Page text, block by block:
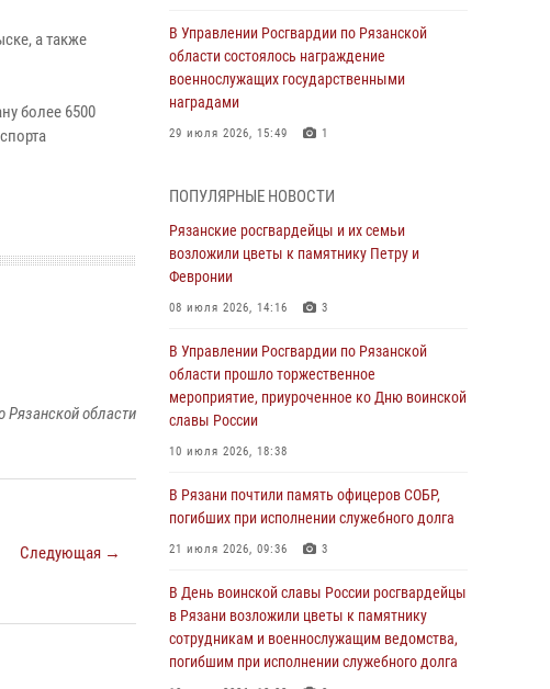
а также
более 6500
области
Следующая →
В Управлении Росгвардии по Рязанской
области состоялось награждение
военнослужащих государственными
наградами
29 июля 2026, 15:49 1
Крещении Руси
28 июля 2026, 09:22 1
При силовой поддержке ОМОН житель
Касимовского округа лишён гражданства
законодательства
27 июля 2026, 15:26
Офицер вневедомственной охраны в эфире
23 июля 2026, 09:02
В Рязани почтили память офицеров СОБР,
21 июля 2026, 09:36 3
Рязанские сотрудники лицензионно-
разрешительной работы Росгвардии подвели
результаты за 6 месяцев 2026 года (видео)
ПОПУЛЯРНЫЕ НОВОСТИ
Рязанские росгвардейцы и их семьи
возложили цветы к памятнику Петру и
Февронии
08 июля 2026, 14:16 3
В Управлении Росгвардии по Рязанской
области прошло торжественное
мероприятие, приуроченное ко Дню воинской
славы России
10 июля 2026, 18:38
В Рязани почтили память офицеров СОБР,
погибших при исполнении служебного долга
21 июля 2026, 09:36 3
В День воинской славы России росгвардейцы
в Рязани возложили цветы к памятнику
сотрудникам и военнослужащим ведомства,
погибшим при исполнении служебного долга